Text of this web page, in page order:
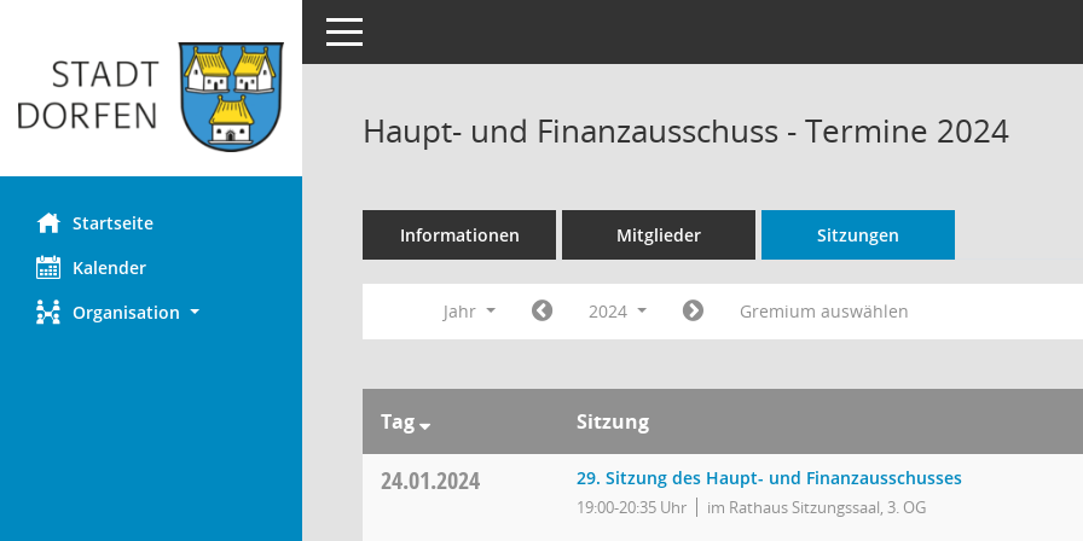
Startseite
Kalender
Organisation
Toggle navigation
Haupt- und Finanzausschuss - Termine 2024
Informationen Mitglieder Sitzungen
Jahr 2024 Gremium auswählen
Tag Sitzung
24.01.2024 29. Sitzung des Haupt- und Finanzausschusses
19:00-20:35 Uhr im Rathaus Sitzungssaal, 3. OG